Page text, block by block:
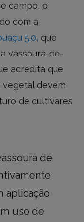
campo, o
com a
5.0, que
vassoura-de-
acredita que
devem
de cultivares
de
aplicação
uso de